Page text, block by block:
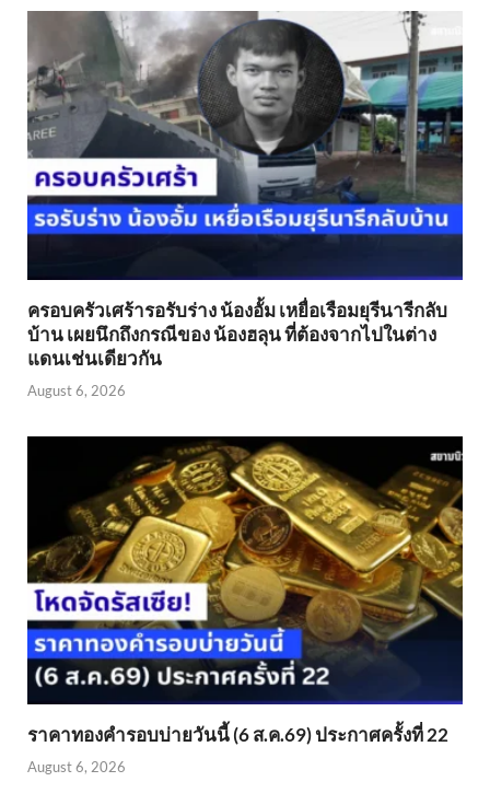
ครอบครัวเศร้ารอรับร่าง น้องอั้ม เหยื่อเรือมยุรีนารีกลับ
บ้าน เผยนึกถึงกรณีของ น้องฮลุน ที่ต้องจากไปในต่าง
แดนเช่นเดียวกัน
August 6, 2026
ราคาทองคำรอบบ่ายวันนี้ (6 ส.ค.69) ประกาศครั้งที่ 22
August 6, 2026